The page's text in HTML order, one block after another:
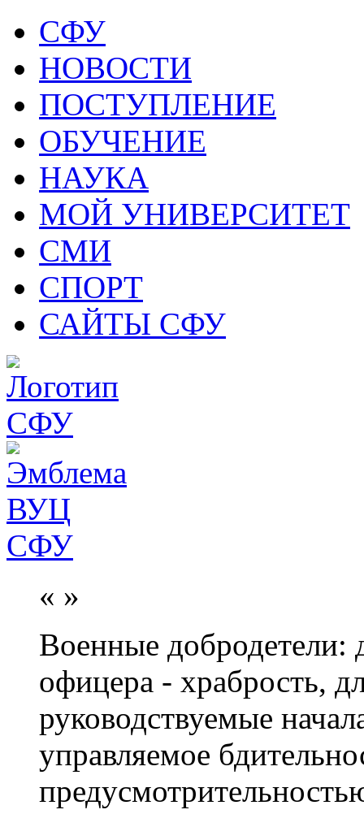
СФУ
НОВОСТИ
ПОСТУПЛЕНИЕ
ОБУЧЕНИЕ
НАУКА
МОЙ УНИВЕРСИТЕТ
СМИ
СПОРТ
САЙТЫ СФУ
« »
Военные добродетели:
офицера - храбрость,
руководствуемые
управляемое